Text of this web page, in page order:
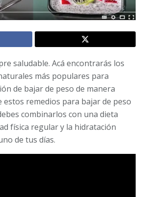
saludable. Acá encontrarás los
más populares para
de bajar de peso de manera
estos remedios para bajar de peso
combinarlos con una dieta
física regular y la hidratación
de tus días.